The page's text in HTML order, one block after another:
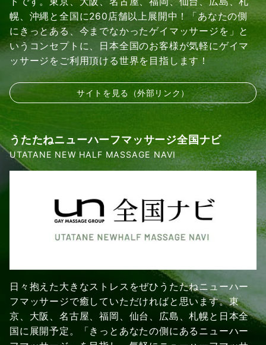
幌、沖縄と全国に260店舗以上展開中！「あなたの側
にきっとある、今までなかったゲイマッサージを」と
いうコンセプトに、日本全国のお客様が気軽にゲイマ
ッサージをご利用頂ける世界を目指します！
サイトを見る（外部リンク）
うたたねニューハーフマッサージ全国ナビ
UTATANE NEW HALF MASSAGE NAVI
日々抱えた大きなストレスをぜひうたたねニューハー
フマッサージで癒していただければと思います。東
京、大阪、名古屋、福岡、仙台、広島、札幌と日本全
国に展開予定。「きっとあなたの側にあるニューハー